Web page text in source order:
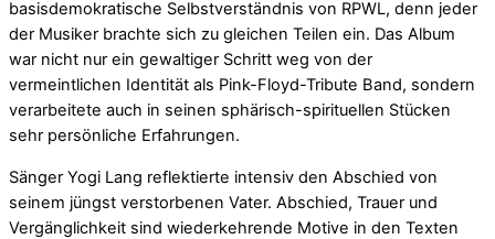
basisdemokratische Selbstverständnis von RPWL, denn jeder
der Musiker brachte sich zu gleichen Teilen ein. Das Album
war nicht nur ein gewaltiger Schritt weg von der
vermeintlichen Identität als Pink-Floyd-Tribute Band, sondern
verarbeitete auch in seinen sphärisch-spirituellen Stücken
sehr persönliche Erfahrungen.
Sänger Yogi Lang reflektierte intensiv den Abschied von
seinem jüngst verstorbenen Vater. Abschied, Trauer und
Vergänglichkeit sind wiederkehrende Motive in den Texten